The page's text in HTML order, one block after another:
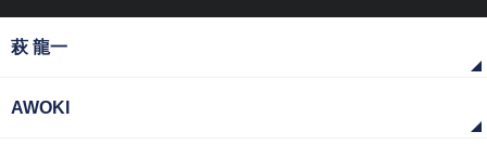
萩 龍一
AWOKI